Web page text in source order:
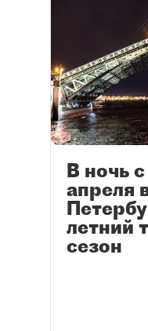
В ночь с
апреля
летний
сезон